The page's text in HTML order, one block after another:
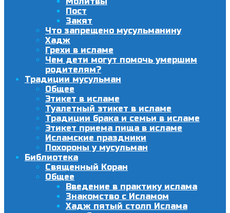
Пост
Закят
Что запрещено мусульманину
Хадж
Грехи в исламе
Чем дети могут помочь умершим
родителям?
Традиции мусульман
Общее
Этикет в исламе
Туалетный этикет в исламе
Традиции брака и семьи в исламе
Этикет приема пища в исламе
Исламские праздники
Похороны у мусульман
Библиотека
Священный Коран
Общее
Введение в практику ислама
Знакомство с Исламом
Хадж пятый столп Ислама